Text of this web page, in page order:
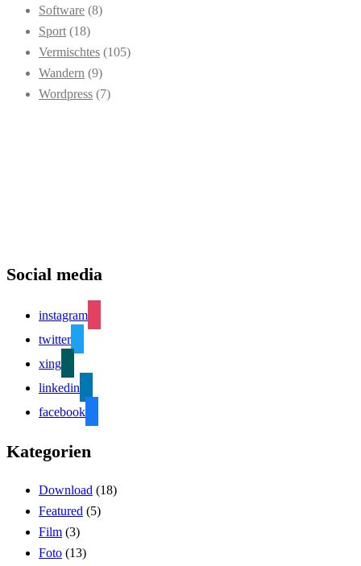
Software (8)
Sport (18)
Vermischtes (105)
Wandern (9)
Wordpress (7)
Social media
instagram
twitter
xing
linkedin
facebook
Kategorien
Download (18)
Featured (5)
Film (3)
Foto (13)